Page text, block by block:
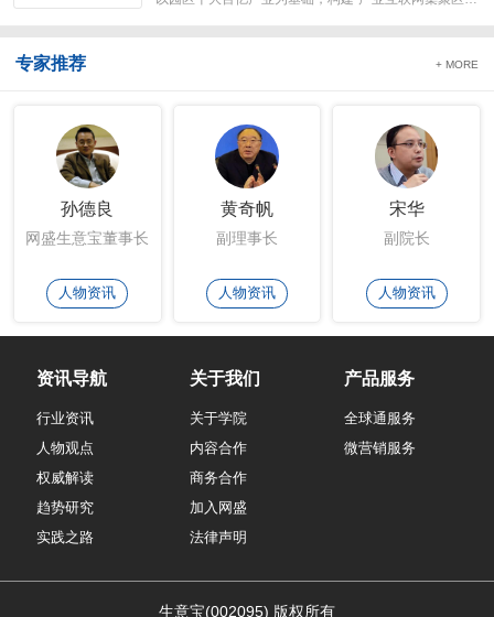
专家推荐 + MORE
孙德良
网盛生意宝董事长
人物资讯
黄奇帆
副理事长
人物资讯
宋华
副院长
人物资讯
资讯导航
行业资讯
人物观点
权威解读
趋势研究
实践之路
关于我们
关于学院
内容合作
商务合作
加入网盛
法律声明
产品服务
全球通服务
微营销服务
生意宝(002095) 版权所有